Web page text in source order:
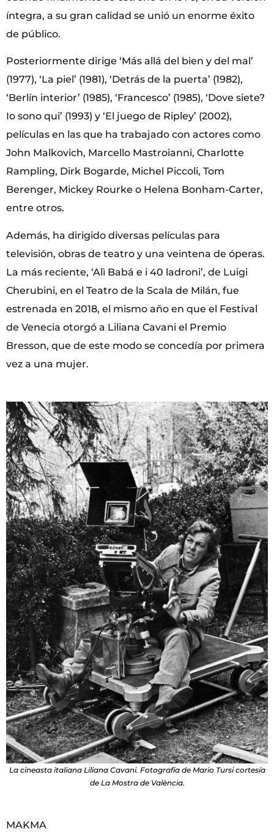
íntegra, a su gran calidad se unió un enorme éxito
de público.
Posteriormente dirige ‘Más allá del bien y del mal’
(1977), ‘La piel’ (1981), ‘Detrás de la puerta’ (1982),
‘Berlín interior’ (1985), ‘Francesco’ (1985), ‘Dove siete?
Io sono qui’ (1993) y ‘El juego de Ripley’ (2002),
películas en las que ha trabajado con actores como
John Malkovich, Marcello Mastroianni, Charlotte
Rampling, Dirk Bogarde, Michel Piccoli, Tom
Berenger, Mickey Rourke o Helena Bonham-Carter,
entre otros.
Además, ha dirigido diversas películas para
televisión, obras de teatro y una veintena de óperas.
La más reciente, ‘Alì Babá e i 40 ladroni’, de Luigi
Cherubini, en el Teatro de la Scala de Milán, fue
estrenada en 2018, el mismo año en que el Festival
de Venecia otorgó a Liliana Cavani el Premio
Bresson, que de este modo se concedía por primera
vez a una mujer.
La cineasta italiana Liliana Cavani. Fotografía de Mario Tursi cortesía
de La Mostra de València.
MAKMA